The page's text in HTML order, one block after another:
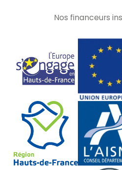
Nos financeurs